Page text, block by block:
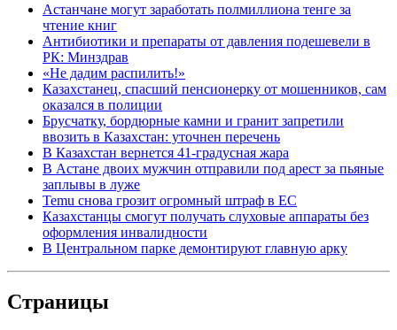
Астанчане могут заработать полмиллиона тенге за
чтение книг
Антибиотики и препараты от давления подешевели в
РК: Минздрав
«Не дадим распилить!»
Казахстанец, спасший пенсионерку от мошенников, сам
оказался в полиции
Брусчатку, бордюрные камни и гранит запретили
ввозить в Казахстан: уточнен перечень
В Казахстан вернется 41-градусная жара
В Астане двоих мужчин отправили под арест за пьяные
заплывы в луже
Temu снова грозит огромный штраф в ЕС
Казахстанцы смогут получать слуховые аппараты без
оформления инвалидности
В Центральном парке демонтируют главную арку
Страницы